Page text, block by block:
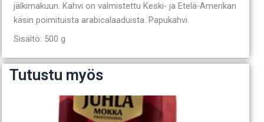
jälkimakuun. Kahvi on valmistettu Keski- ja Etelä-Amerikan
käsin poimituista arabicalaaduista. Papukahvi.
Sisältö: 500 g
Tutustu myös